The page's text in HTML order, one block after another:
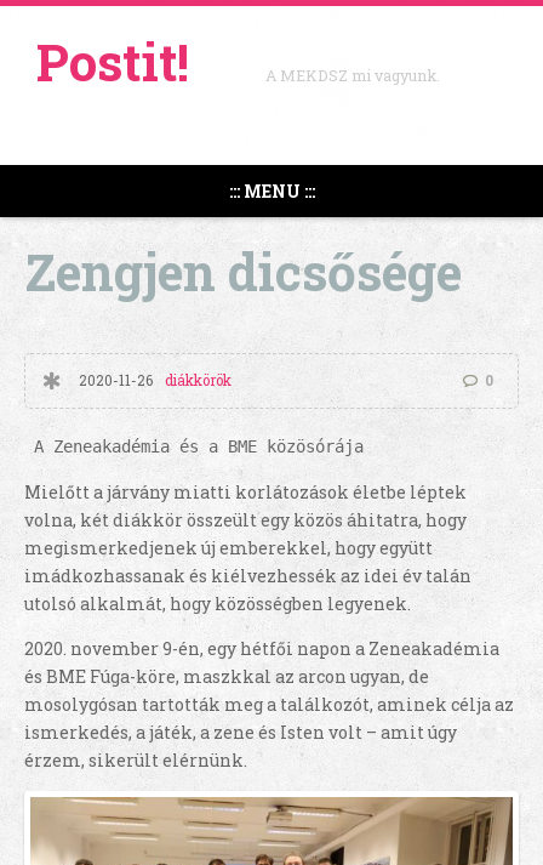
Postit! A MEKDSZ mi vagyunk.
::: MENU :::
Zengjen dicsősége
2020-11-26 diákkörök 0
A Zeneakadémia és a BME közösórája
Mielőtt a járvány miatti korlátozások életbe léptek
volna, két diákkör összeült egy közös áhitatra, hogy
megismerkedjenek új emberekkel, hogy együtt
imádkozhassanak és kiélvezhessék az idei év talán
utolsó alkalmát, hogy közösségben legyenek.
2020. november 9-én, egy hétfői napon a Zeneakadémia
és BME Fúga-köre, maszkkal az arcon ugyan, de
mosolygósan tartották meg a találkozót, aminek célja az
ismerkedés, a játék, a zene és Isten volt – amit úgy
érzem, sikerült elérnünk.